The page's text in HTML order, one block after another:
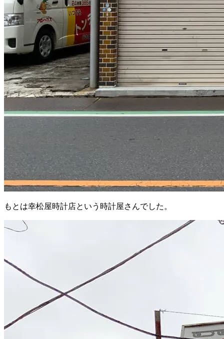
もとは幸松屋時計店という時計屋さんでした。